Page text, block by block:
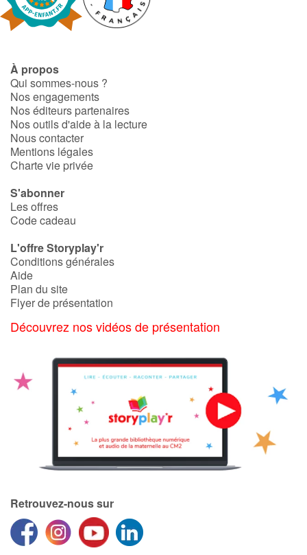
En famille
Quotidien et loisirs
À l'école
Fêtes et évènements
Amour et amitié
Émotions et sentiments
Formats et illustrations
Contraste +
Famille
Écoles
À propos
Qui sommes-nous ?
Nos engagements
Nos éditeurs partenaires
Nos outils d'aide à la lecture
Nous contacter
Mentions légales
Charte vie privée
S'abonner
Les offres
Code cadeau
L'offre Storyplay'r
Conditions générales
Aide
Plan du site
Flyer de présentation
Découvrez nos vidéos de présentation
Retrouvez-nous sur